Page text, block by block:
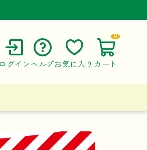
ログイン ヘルプ
ご利用ガイド
お問い合わせ
お気に入り カート
0